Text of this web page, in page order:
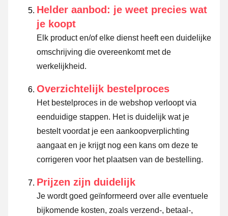
Helder aanbod: je weet precies wat
je koopt
Elk product en/of elke dienst heeft een duidelijke
omschrijving die overeenkomt met de
werkelijkheid.
Overzichtelijk bestelproces
Het bestelproces in de webshop verloopt via
eenduidige stappen. Het is duidelijk wat je
bestelt voordat je een aankoopverplichting
aangaat en je krijgt nog een kans om deze te
corrigeren voor het plaatsen van de bestelling.
Prijzen zijn duidelijk
Je wordt goed geïnformeerd over alle eventuele
bijkomende kosten, zoals verzend-, betaal-,